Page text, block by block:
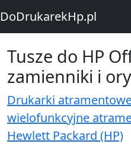
DoDrukarekHp.pl
Tusze do HP
zamienniki i
Drukarki
wielofunkcyjne
Hewlett Packard (HP)